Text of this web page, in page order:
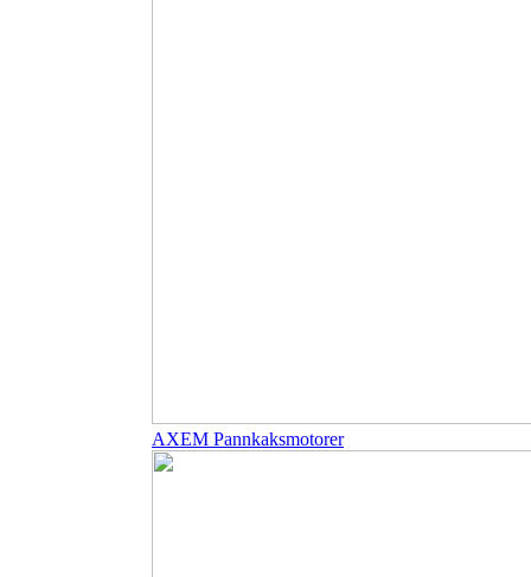
AXEM Pannkaksmotorer